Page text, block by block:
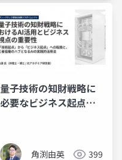
量子技術の知財戦略に
必要なビジネス起点と
角渕由英 399